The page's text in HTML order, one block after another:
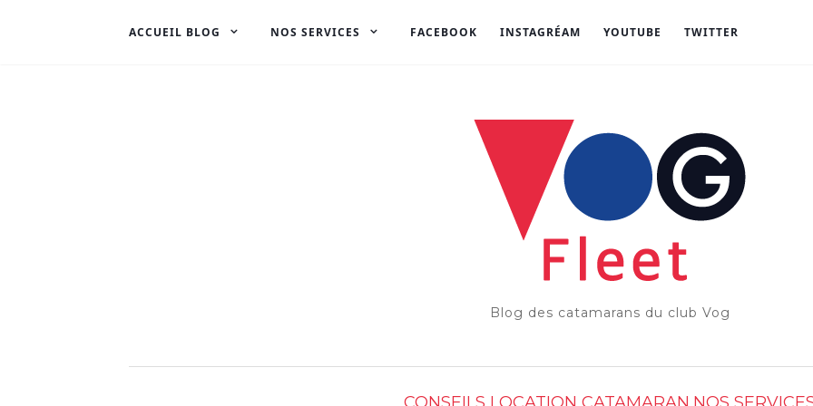
ACCUEIL BLOG NOS SERVICES FACEBOOK INSTAGRÉAM YOUTUBE TWITTER
Blog des catamarans du club Vog